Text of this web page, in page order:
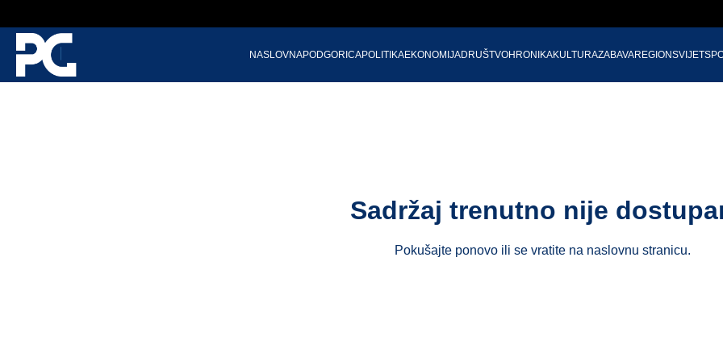
NASLOVNAPODGORICAPOLITIKAEKONOMIJADRUŠTVOHRONIKAKULTURAZABAVAREGIONSVIJET
Sadržaj trenutno nije
Pokušajte ponovo ili se vratite na naslovnu stranicu.